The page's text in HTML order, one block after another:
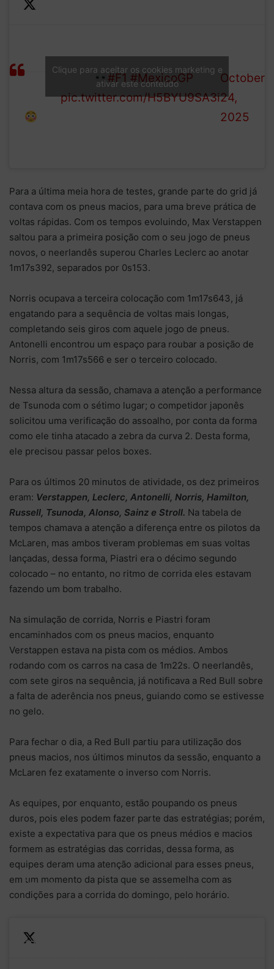
have
been
worse!
out of Turn 16, but keeps it
going
#F1 #MexicoGP
pic.twitter.com/H5BYU9SA3i
1 (@F1)
October
24,
2025
Clique para aceitar os cookies marketing e
ativar este conteúdo
Para a última meia hora de testes, grande parte do grid já
contava com os pneus macios, para uma breve prática de
voltas rápidas. Com os tempos evoluindo, Max Verstappen
saltou para a primeira posição com o seu jogo de pneus
novos, o neerlandês superou Charles Leclerc ao anotar
1m17s392, separados por 0s153.
Norris ocupava a terceira colocação com 1m17s643, já
engatando para a sequência de voltas mais longas,
completando seis giros com aquele jogo de pneus.
Antonelli encontrou um espaço para roubar a posição de
Norris, com 1m17s566 e ser o terceiro colocado.
Nessa altura da sessão, chamava a atenção a performance
de Tsunoda com o sétimo lugar; o competidor japonês
solicitou uma verificação do assoalho, por conta da forma
como ele tinha atacado a zebra da curva 2. Desta forma,
ele precisou passar pelos boxes.
Para os últimos 20 minutos de atividade, os dez primeiros
eram: Verstappen, Leclerc, Antonelli, Norris, Hamilton,
Russell, Tsunoda, Alonso, Sainz e Stroll. Na tabela de
tempos chamava a atenção a diferença entre os pilotos da
McLaren, mas ambos tiveram problemas em suas voltas
lançadas, dessa forma, Piastri era o décimo segundo
colocado – no entanto, no ritmo de corrida eles estavam
fazendo um bom trabalho.
Na simulação de corrida, Norris e Piastri foram
encaminhados com os pneus macios, enquanto
Verstappen estava na pista com os médios. Ambos
rodando com os carros na casa de 1m22s. O neerlandês,
com sete giros na sequência, já notificava a Red Bull sobre
a falta de aderência nos pneus, guiando como se estivesse
no gelo.
Para fechar o dia, a Red Bull partiu para utilização dos
pneus macios, nos últimos minutos da sessão, enquanto a
McLaren fez exatamente o inverso com Norris.
As equipes, por enquanto, estão poupando os pneus
duros, pois eles podem fazer parte das estratégias; porém,
existe a expectativa para que os pneus médios e macios
formem as estratégias das corridas, dessa forma, as
equipes deram uma atenção adicional para esses pneus,
em um momento da pista que se assemelha com as
condições para a corrida do domingo, pelo horário.
Oscar
Piastri is
down in